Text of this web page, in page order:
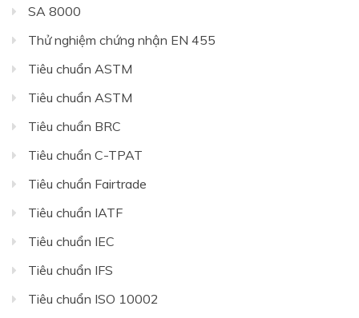
SA 8000
Thử nghiệm chứng nhận EN 455
Tiêu chuẩn ASTM
Tiêu chuẩn ASTM
Tiêu chuẩn BRC
Tiêu chuẩn C-TPAT
Tiêu chuẩn Fairtrade
Tiêu chuẩn IATF
Tiêu chuẩn IEC
Tiêu chuẩn IFS
Tiêu chuẩn ISO 10002